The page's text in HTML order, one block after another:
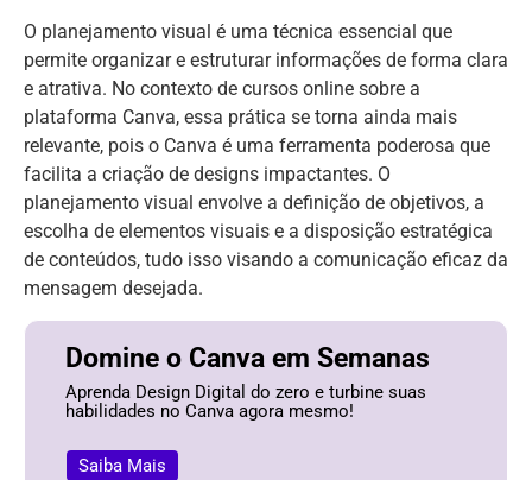
O planejamento visual é uma técnica essencial que
permite organizar e estruturar informações de forma clara
e atrativa. No contexto de cursos online sobre a
plataforma Canva, essa prática se torna ainda mais
relevante, pois o Canva é uma ferramenta poderosa que
facilita a criação de designs impactantes. O
planejamento visual envolve a definição de objetivos, a
escolha de elementos visuais e a disposição estratégica
de conteúdos, tudo isso visando a comunicação eficaz da
mensagem desejada.
Domine o Canva em Semanas
Aprenda Design Digital do zero e turbine suas
habilidades no Canva agora mesmo!
Saiba Mais